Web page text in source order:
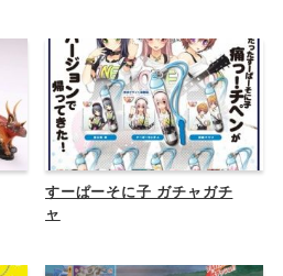
すーぱーそに子 ガチャガチ
ャ